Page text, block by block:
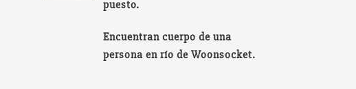
puesto.
Encuentran cuerpo de una
persona en río de Woonsocket.